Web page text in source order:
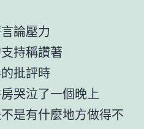
論壓力
持稱讚著
批評時
哭泣了一個晚上
是有什麼地方做得不